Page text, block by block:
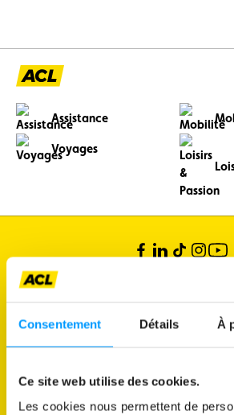
Consentement Détails À
Ce site web utilise des cookies.
Les cookies nous permettent de
Assistance
Voyages
Bertrange
L-8080 Bertrange
Heures d'ouverture espace membre : Du